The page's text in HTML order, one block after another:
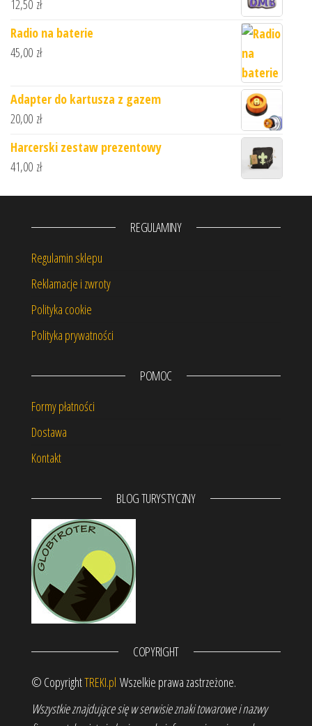
12,50 zł
Radio na baterie
45,00 zł
Adapter do kartusza z gazem
20,00 zł
Harcerski zestaw prezentowy
41,00 zł
REGULAMINY
Regulamin sklepu
Reklamacje i zwroty
Polityka cookie
Polityka prywatności
POMOC
Formy płatności
Dostawa
Kontakt
BLOG TURYSTYCZNY
COPYRIGHT
© CopyrightTREKI.pl Wszelkie prawa zastrzeżone.
Wszystkie znajdujące się w serwisie znaki towarowe i nazwy